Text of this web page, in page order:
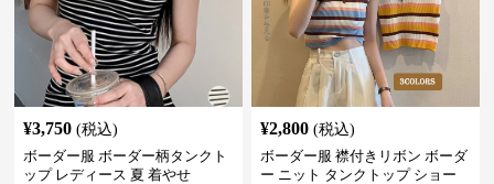
¥3,750 (税込)
ボーダー服 ボーダー柄タンクト
ップ レディース 夏 着やせ
¥2,800 (税込)
ボーダー服 襟付きリボン ボーダ
ー ニット タンクトップ ショー